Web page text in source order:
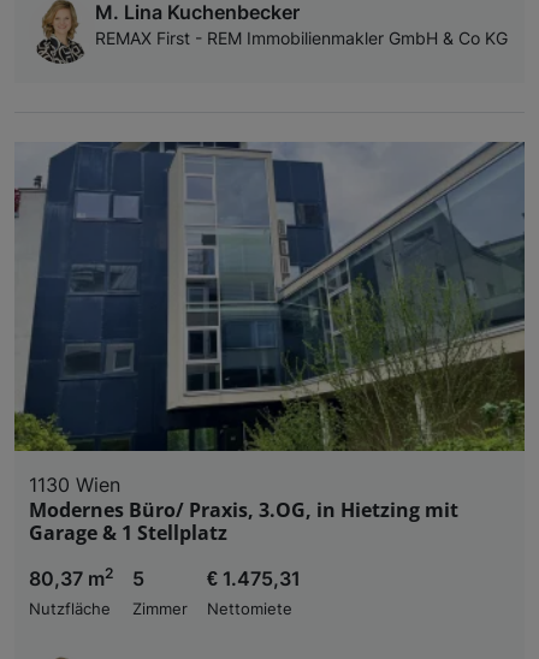
M. Lina Kuchenbecker
REMAX First - REM Immobilienmakler GmbH & Co KG
1130 Wien
Modernes Büro/ Praxis, 3.OG, in Hietzing mit
Garage & 1 Stellplatz
80,37 m2
Nutzfläche
5
Zimmer
€ 1.475,31
Nettomiete